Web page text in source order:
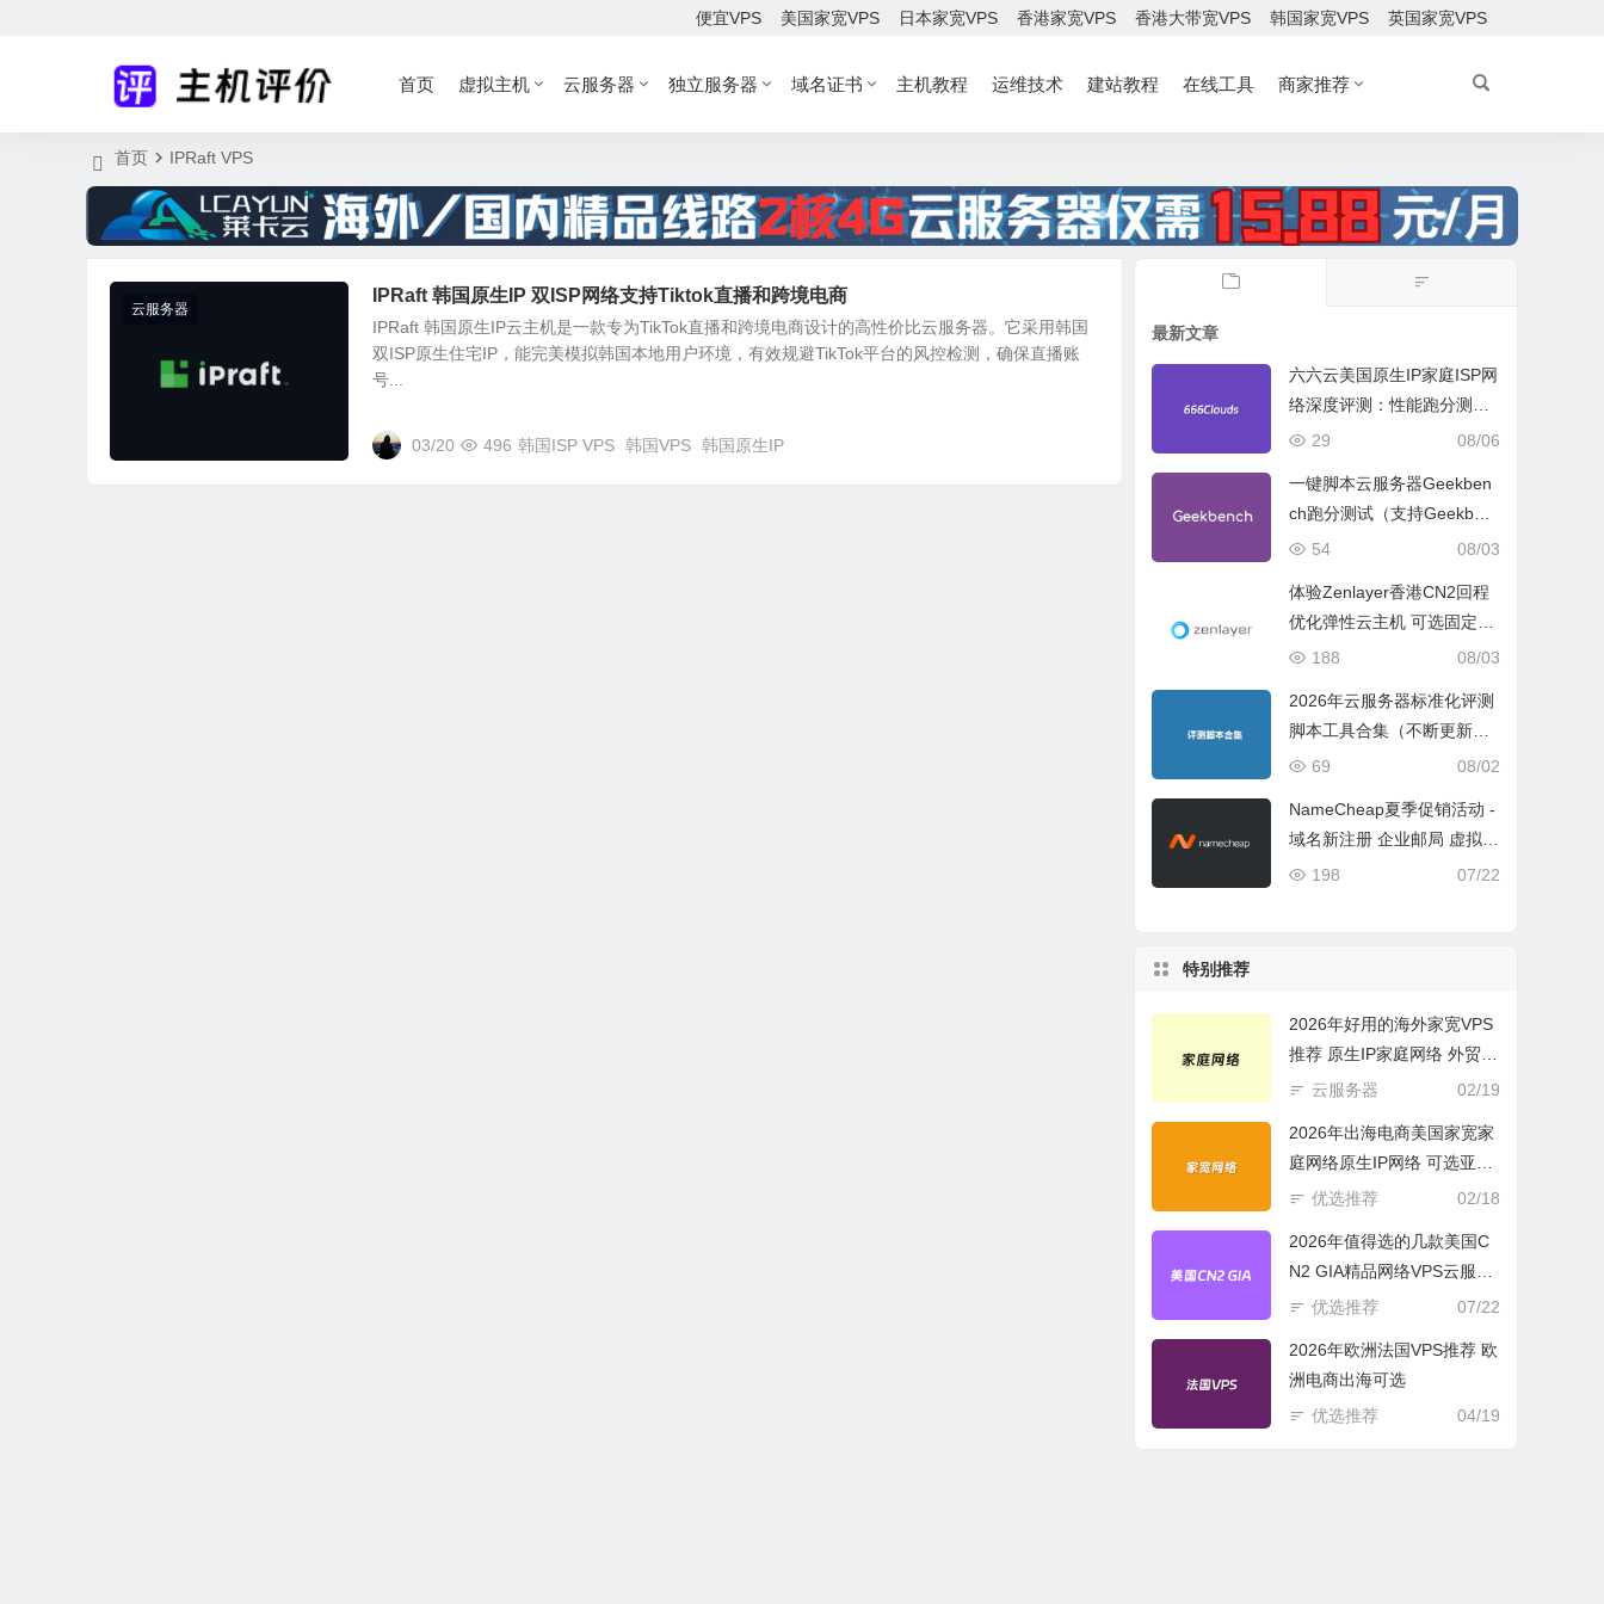
便宜VPS 美国家宽VPS 日本家宽VPS 香港家宽VPS 香港大带宽VPS 韩国家宽VPS 英国家宽VPS
首页 虚拟主机 云服务器 独立服务器 域名证书 主机教程 运维技术 建站教程 在线工具 商家推荐
首页 IPRaft VPS
云服务器
IPRaft 韩国原生IP 双ISP网络支持Tiktok直播和跨境电商
IPRaft 韩国原生IP云主机是一款专为TikTok直播和跨境电商设计的高性价比云服务器。它采用韩国
双ISP原生住宅IP，能完美模拟韩国本地用户环境，有效规避TikTok平台的风控检测，确保直播账
号...
03/20 496 韩国ISP VPS 韩国VPS 韩国原生IP
最新文章
六六云美国原生IP家庭ISP网
络深度评测：性能跑分测
试、网络线路与购买建议08/06
29
一键脚本云服务器Geekben
ch跑分测试（支持Geekben
ch 5 Geekbench 6 Geekbe
08/03
54
体验Zenlayer香港CN2回程
优化弹性云主机 可选固定带
宽或流量模式
08/03
188
2026年云服务器标准化评测
脚本工具合集（不断更新完
善）
08/02
69
NameCheap夏季促销活动 -
域名新注册 企业邮局 虚拟主
机活动盘点
07/22
198
特别推荐
2026年好用的海外家宽VPS
推荐 原生IP家庭网络 外贸电
商必选
02/19
云服务器
2026年出海电商美国家宽家
庭网络原生IP网络 可选亚欧
美云服务器
02/18
优选推荐
2026年值得选的几款美国C
N2 GIA精品网络VPS云服务
器推荐
07/22
优选推荐
2026年欧洲法国VPS推荐 欧
洲电商出海可选
04/19
优选推荐